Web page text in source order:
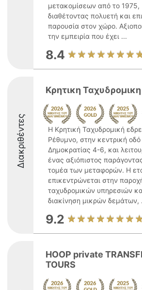
μετακομίσεων από το 1975,
διαθέτοντας πολυετή και
παρουσία στον χώρο.
την εμπειρία που έχει ...
8.4
Διακριθέντες
Κρητικη Ταχυδρομικη
Η Κρητική Ταχυδρομική
Ρέθυμνο, στην κεντρική οδό
Δημοκρατίας 4-6, και
ένας αξιόπιστος
τομέα των μεταφορών. Η
επικεντρώνεται στην
ταχυδρομικών υπηρεσιών
διακίνηση μικρών δεμάτων,
9.2
HOOP private
TOURS